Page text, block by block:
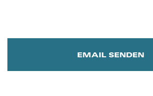
EMAIL SENDEN